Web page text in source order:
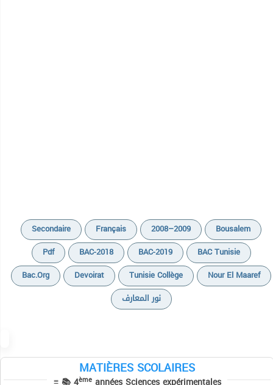
Secondaire Français 2008–2009
Bousalem
Pdf
BAC-2018 BAC-2019
BAC Tunisie
Bac.org
Devoirat Tunisie Collège
Nour El Maaref
نور المعارف
MATIÈRES SCOLAIRES
ème
Cours
Devoirs
Epreuves Corrigées du Baccalauréat